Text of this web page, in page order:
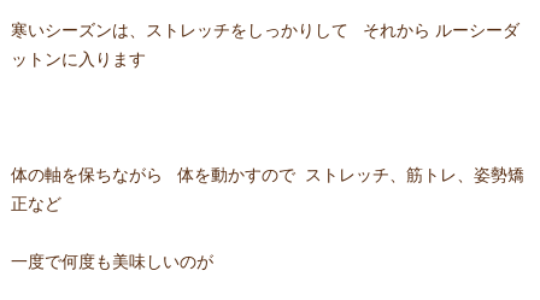
寒いシーズンは、ストレッチをしっかりして それから ルーシーダ
ットンに入ります
体の軸を保ちながら 体を動かすので ストレッチ、筋トレ、姿勢矯
正など
一度で何度も美味しいのが